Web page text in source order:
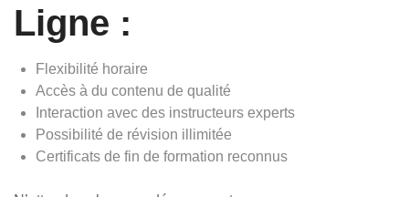
Ligne :
Flexibilité horaire
Accès à du contenu de qualité
Interaction avec des instructeurs experts
Possibilité de révision illimitée
Certificats de fin de formation reconnus